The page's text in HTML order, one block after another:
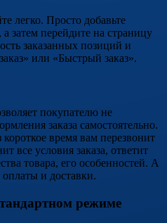
легко. Просто добавьте
затем перейдите на страницу
заказанных позиций и
или «Быстрый заказ».
покупателю не
заказа самостоятельно.
время вам перезвонит
все условия заказа, ответит
товара, его особенностей. А
и доставки.
режиме